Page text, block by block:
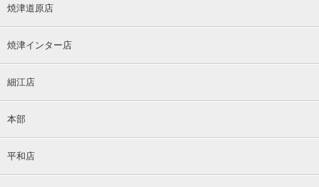
焼津道原店
焼津インター店
細江店
本部
平和店